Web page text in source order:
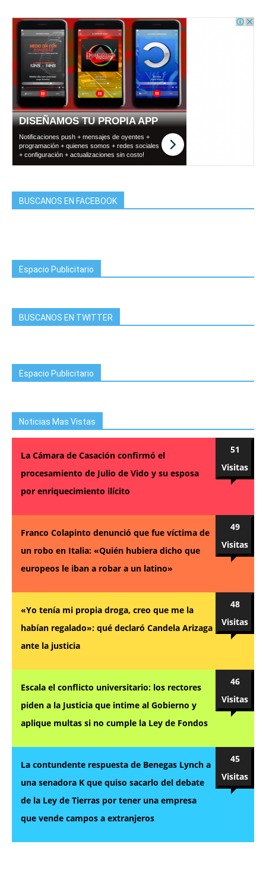
BUSCANOS EN FACEBOOK
Espacio Publicitario
BUSCANOS EN TWITTER
Espacio Publicitario
Noticias Mas Vistas
La Cámara de Casación confirmó el
procesamiento de Julio de Vido y su esposa
por enriquecimiento ilícito
51
Visitas
Franco Colapinto denunció que fue víctima de
un robo en Italia: «Quién hubiera dicho que
europeos le iban a robar a un latino»
49
Visitas
«Yo tenía mi propia droga, creo que me la
habían regalado»: qué declaró Candela Arizaga
ante la justicia
48
Visitas
Escala el conflicto universitario: los rectores
piden a la Justicia que intime al Gobierno y
aplique multas si no cumple la Ley de Fondos
46
Visitas
La contundente respuesta de Benegas Lynch a
una senadora K que quiso sacarlo del debate
de la Ley de Tierras por tener una empresa
que vende campos a extranjeros
45
Visitas